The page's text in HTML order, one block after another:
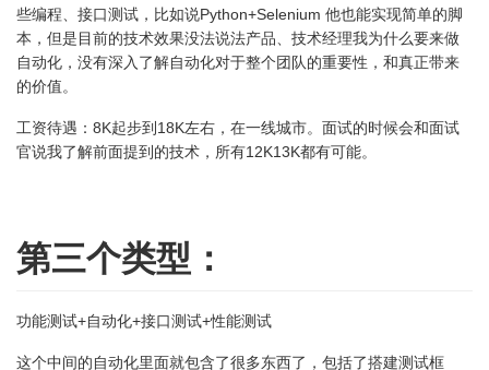
些编程、接口测试，比如说Python+Selenium 他也能实现简单的脚
本，但是目前的技术效果没法说法产品、技术经理我为什么要来做
自动化，没有深入了解自动化对于整个团队的重要性，和真正带来
的价值。
工资待遇： 8K起步到18K左右，在一线城市。面试的时候会和面试
官说我了解前面提到的技术，所有12K13K都有可能。
第三个类型：
功能测试+自动化+接口测试+性能测试
这个中间的自动化里面就包含了很多东西了，包括了搭建测试框